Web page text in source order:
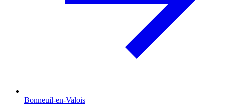
Bonneuil-en-Valois